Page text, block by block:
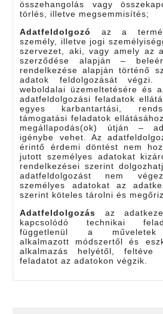
összehangolás vagy
törlés, illetve megsemmisítés;
Adatfeldolgozó
az a
személy, illetve jogi
szervezet, aki, vagy amely az
szerződése alapján –
rendelkezése alapján történő
adatok feldolgozását
weboldalai üzemeltetésére és
adatfeldolgozási feladatok
egyes karbantartási,
támogatási feladatok
megállapodás(ok) útján –
igénybe vehet. Az
érintő érdemi döntést nem
jutott személyes adatokat
rendelkezései szerint
adatfeldolgozást nem
személyes adatokat az
szerint köteles tárolni és
Adatfeldolgozás az
kapcsolódó technikai
függetlenül a műveletek
alkalmazott módszertől és
alkalmazás helyétől,
feladatot az adatokon végzik.